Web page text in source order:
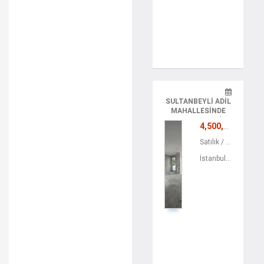
SULTANBEYLI ADIL
MAHALLESINDE
SATILIK 2+1 DAIRE